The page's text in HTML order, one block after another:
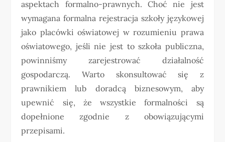
aspektach formalno-prawnych. Choć nie jest
wymagana formalna rejestracja szkoły językowej
jako placówki oświatowej w rozumieniu prawa
oświatowego, jeśli nie jest to szkoła publiczna,
powinniśmy zarejestrować działalność
gospodarczą. Warto skonsultować się z
prawnikiem lub doradcą biznesowym, aby
upewnić się, że wszystkie formalności są
dopełnione zgodnie z obowiązującymi
przepisami.